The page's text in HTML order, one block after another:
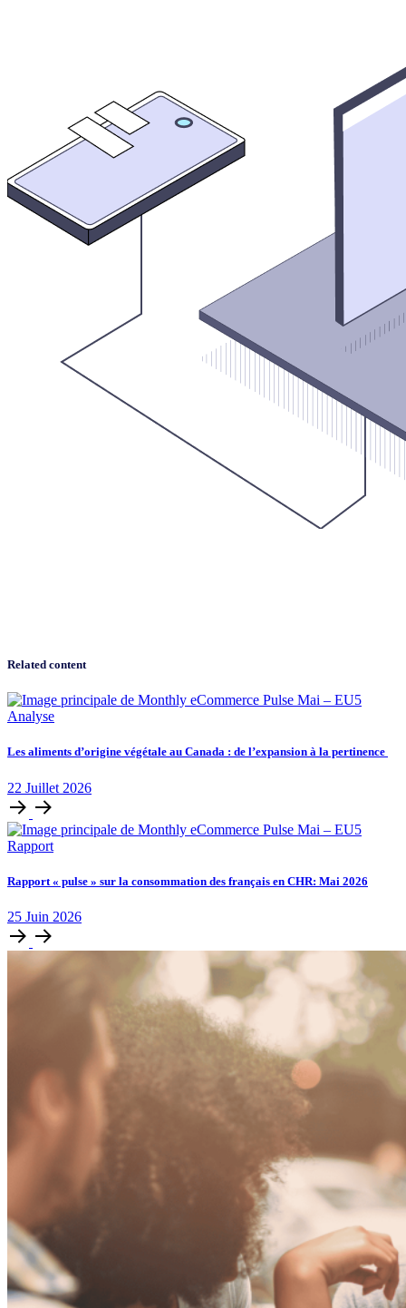
Related content
Analyse
Les aliments d’origine végétale au Canada : de l’expansion à la pertinence
22 Juillet 2026
Rapport
Rapport « pulse » sur la consommation des français en CHR: Mai 2026
25 Juin 2026